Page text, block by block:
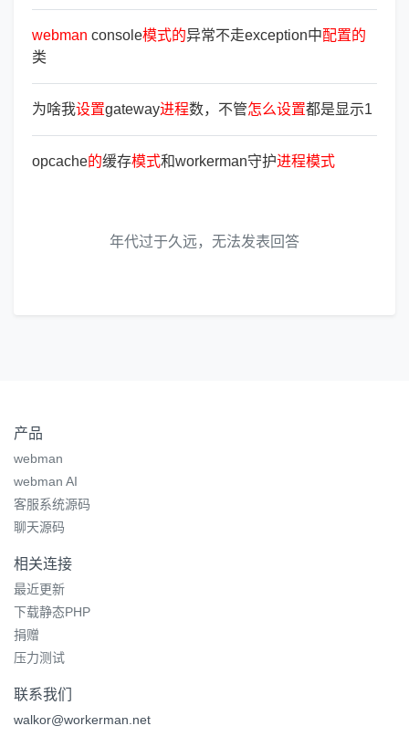
webman console模式的异常不走exception中配置的
类
为啥我设置gateway进程数，不管怎么设置都是显示1
opcache的缓存模式和workerman守护进程模式
年代过于久远，无法发表回答
产品
webman
webman AI
客服系统源码
聊天源码
相关连接
最近更新
下载静态PHP
捐赠
压力测试
联系我们
walkor@workerman.net